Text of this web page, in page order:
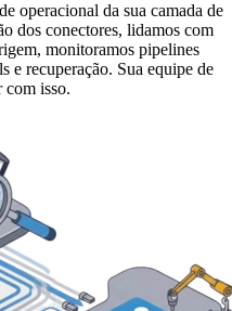
operacional da sua camada de
dos conectores, lidamos com
monitoramos pipelines
e recuperação. Sua equipe de
com isso.